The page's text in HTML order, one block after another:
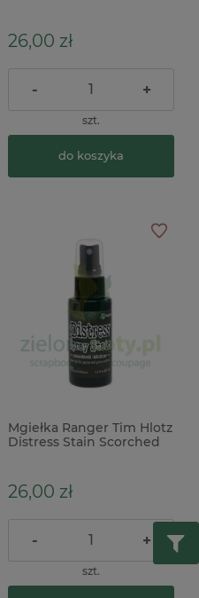
26,00 zł
- +
szt.
do koszyka
Mgiełka Ranger Tim Hlotz
Distress Stain Scorched
26,00 zł
- +
szt.